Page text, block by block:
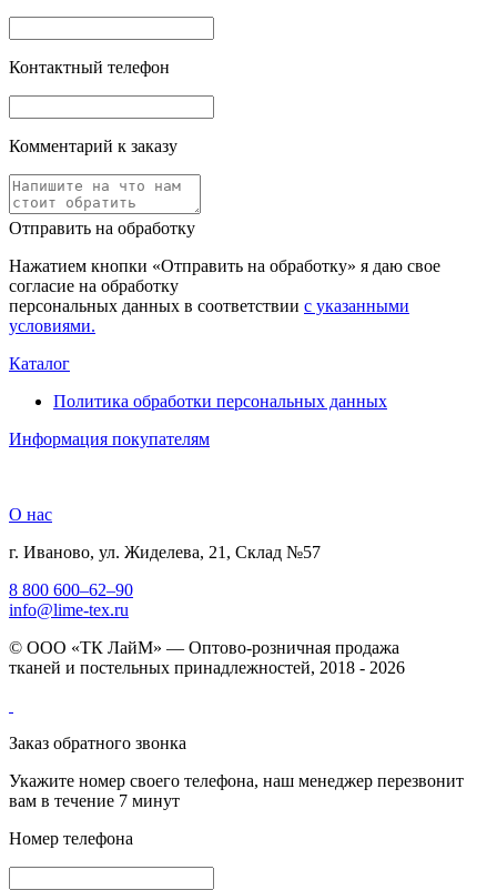
Контактный телефон
Комментарий к заказу
Отправить на обработку
Нажатием кнопки «Отправить на обработку» я даю свое
согласие на обработку
персональных данных в соответствии с указанными
условиями.
Каталог
Политика обработки персональных данных
Информация покупателям
О нас
г. Иваново, ул. Жиделева, 21, Склад №57
8 800 600–62–90
info@lime-tex.ru
© ООО «ТК ЛайМ» — Оптово-розничная продажа
тканей и постельных принадлежностей, 2018 - 2026
Заказ обратного звонка
Укажите номер своего телефона, наш менеджер перезвонит
вам в течение 7 минут
Номер телефона